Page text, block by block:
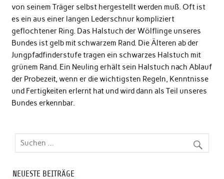
von seinem Träger selbst hergestellt werden muß. Oft ist
es ein aus einer langen Lederschnur kompliziert
geflochtener Ring. Das Halstuch der Wölflinge unseres
Bundes ist gelb mit schwarzem Rand. Die Älteren ab der
Jungpfadfinderstufe tragen ein schwarzes Halstuch mit
grünem Rand. Ein Neuling erhält sein Halstuch nach Ablauf
der Probezeit, wenn er die wichtigsten Regeln, Kenntnisse
und Fertigkeiten erlernt hat und wird dann als Teil unseres
Bundes erkennbar.
NEUESTE BEITRÄGE